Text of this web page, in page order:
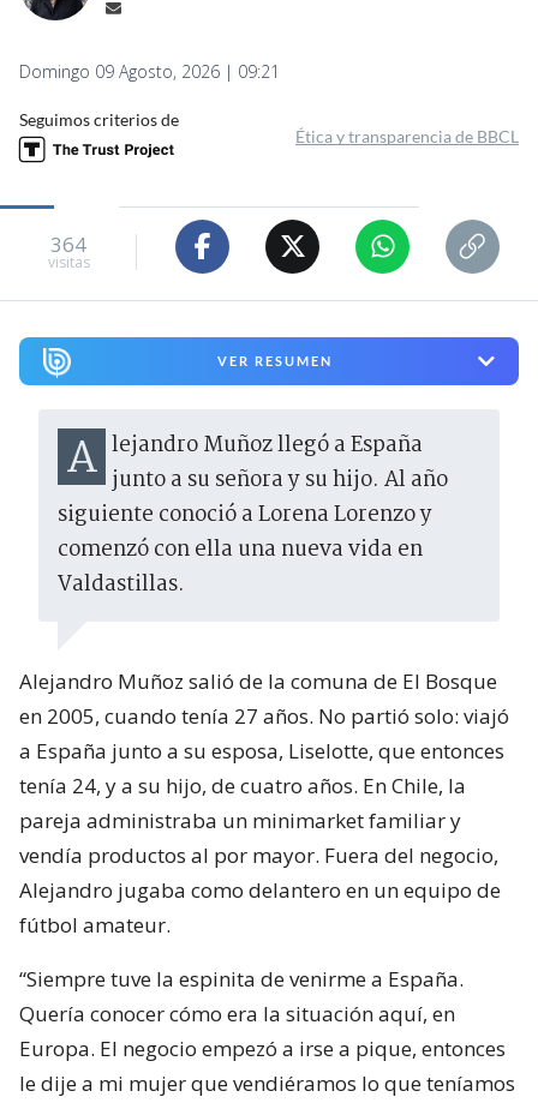
Domingo 09 Agosto, 2026 | 09:21
Seguimos criterios de
Ética y transparencia de BBCL
364
visitas
VER RESUMEN
Alejandro Muñoz llegó a España junto a su señora y su hijo. Al año
siguiente conoció a Lorena Lorenzo y
comenzó con ella una nueva vida en
Valdastillas.
Alejandro Muñoz salió de la comuna de El Bosque
en 2005, cuando tenía 27 años. No partió solo: viajó
a España junto a su esposa, Liselotte, que entonces
tenía 24, y a su hijo, de cuatro años. En Chile, la
pareja administraba un minimarket familiar y
vendía productos al por mayor. Fuera del negocio,
Alejandro jugaba como delantero en un equipo de
fútbol amateur.
“Siempre tuve la espinita de venirme a España.
Quería conocer cómo era la situación aquí, en
Europa. El negocio empezó a irse a pique, entonces
le dije a mi mujer que vendiéramos lo que teníamos